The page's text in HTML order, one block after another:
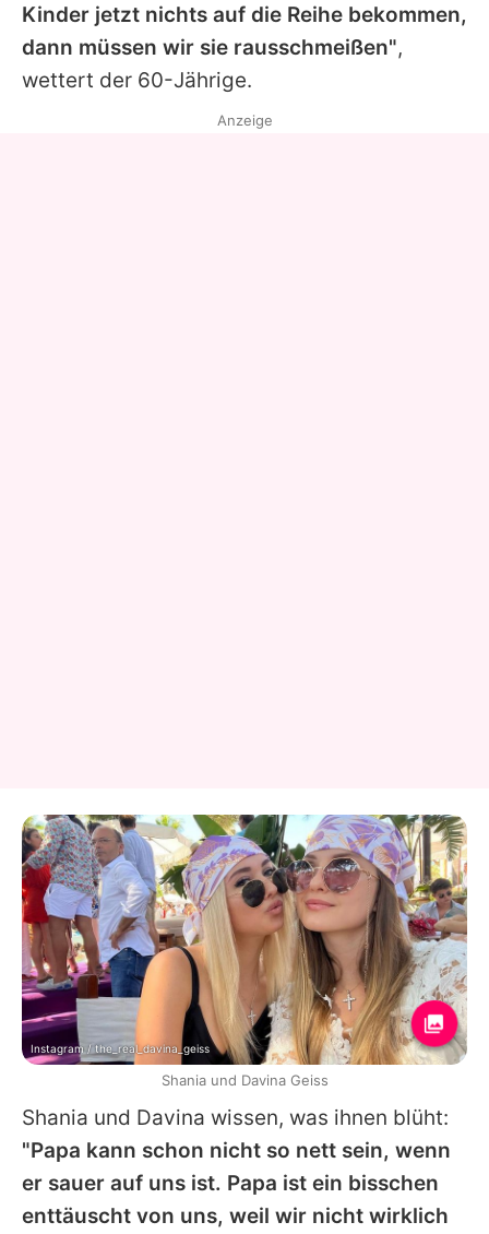
Kinder jetzt nichts auf die Reihe bekommen,
dann müssen wir sie rausschmeißen",
wettert der 60-Jährige.
Shania und Davina wissen, was ihnen blüht:
"Papa kann schon nicht so nett sein, wenn
er sauer auf uns ist. Papa ist ein bisschen
enttäuscht von uns, weil wir nicht wirklich
Anzeige
Instagram / the_real_davina_geiss
Shania und Davina Geiss